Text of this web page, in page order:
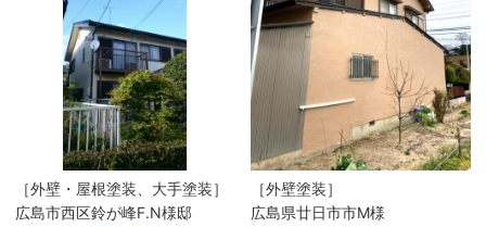
［外壁・屋根塗装、大手塗装］
広島市西区鈴が峰F.N様邸
［外壁塗装］
広島県廿日市市M様